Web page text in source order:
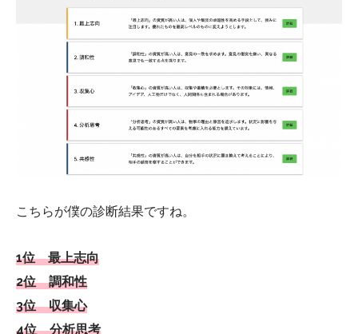
こちらが僕の診断結果ですね。
1位 最上志向
2位 調和性
3位 収集心
4位 分析思考